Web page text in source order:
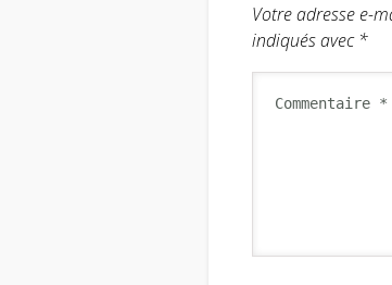
Votre adresse e-
indiqués avec *